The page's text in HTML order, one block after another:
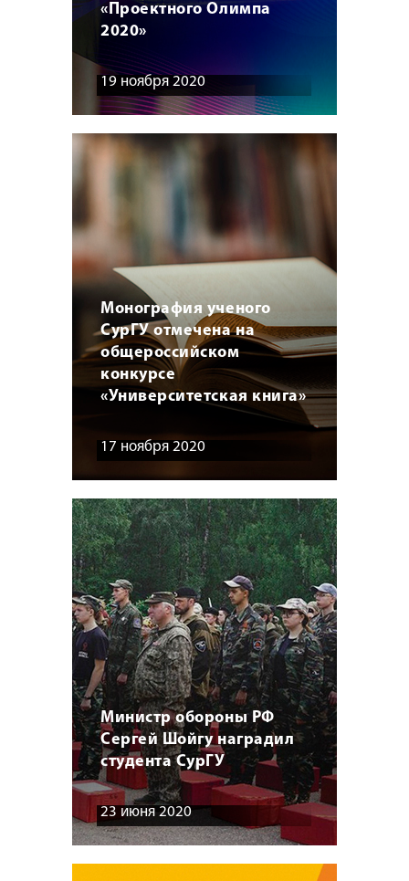
«Проектного Олимпа
2020»
19 ноября 2020
Монография ученого
СурГУ отмечена на
общероссийском
конкурсе
«Университетская книга»
17 ноября 2020
Министр обороны РФ
Сергей Шойгу наградил
студента СурГУ
23 июня 2020